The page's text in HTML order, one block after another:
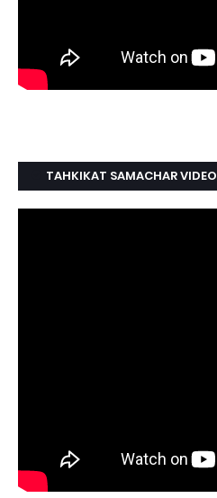
TAHKIKAT SAMACHAR VIDEO